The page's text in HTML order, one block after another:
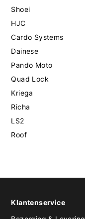
Shoei
HJC
Cardo Systems
Dainese
Pando Moto
Quad Lock
Kriega
Richa
LS2
Roof
Klantenservice